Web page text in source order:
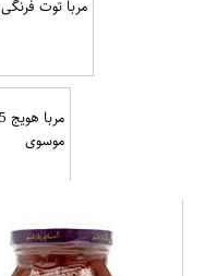
مربا توت فرنگی 245 گرمی ویکتوریا موسوی
موسوی